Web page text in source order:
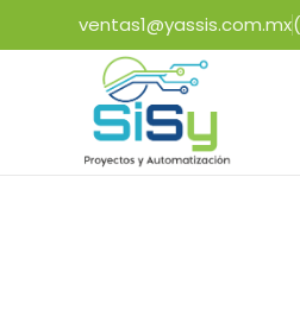
ventas1@yassis.com.mx